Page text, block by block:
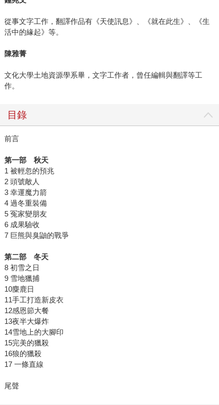
從事文字工作，翻譯作品有《天使訊息》、《就在此生》、《生
活中的緣起》等。
陳雅菁
文化大學土地資源學系畢，文字工作者，曾任編輯與翻譯等工
作。
目錄
前言
第一部 秋天
1 被輕忽的預兆
2 頭號敵人
3 幸運魔力箭
4 過冬重裝備
5 冤家變朋友
6 成果驗收
7 巨熊與臭鼬的戰爭
第二部 冬天
8 初雪之日
9 雪地獵捕
10麋鹿日
11手工打造新皮衣
12感恩節大餐
13夜半大爆炸
14雪地上的大腳印
15完美的獵殺
16狼的獵殺
17 一條直線
尾聲